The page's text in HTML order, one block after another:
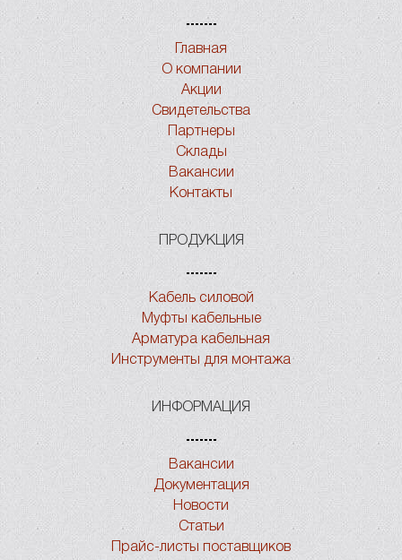
Главная
О компании
Акции
Свидетельства
Партнеры
Склады
Вакансии
Контакты
ПРОДУКЦИЯ
Кабель силовой
Муфты кабельные
Арматура кабельная
Инструменты для монтажа
ИНФОРМАЦИЯ
Вакансии
Документация
Новости
Статьи
Прайс-листы поставщиков